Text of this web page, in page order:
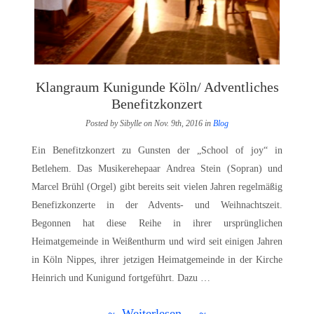
Klangraum Kunigunde Köln/ Adventliches
Benefitzkonzert
Posted by Sibylle on Nov. 9th, 2016 in Blog
Ein Benefitzkonzert zu Gunsten der „School of joy“ in
Betlehem. Das Musikerehepaar Andrea Stein (Sopran) und
Marcel Brühl (Orgel) gibt bereits seit vielen Jahren regelmäßig
Benefizkonzerte in der Advents- und Weihnachtszeit.
Begonnen hat diese Reihe in ihrer ursprünglichen
Heimatgemeinde in Weißenthurm und wird seit einigen Jahren
in Köln Nippes, ihrer jetzigen Heimatgemeinde in der Kirche
Heinrich und Kunigund fortgeführt. Dazu …